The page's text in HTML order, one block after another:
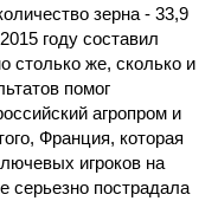
зерна - 33,9
году составил
столько же, сколько и
помог
агропром и
Франция, которая
игроков на
серьезно пострадала